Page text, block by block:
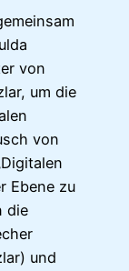
von
um die
von
Ebene zu
die
und